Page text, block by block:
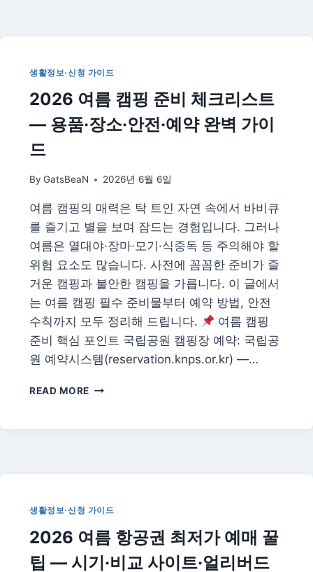
리
장
마
철
감
예
방
법
생활정보·신청 가이드
2026 여름 캠핑 준비 체크리스트
— 용품·장소·안전·예약 완벽 가이
드
By GatsBeaN 2026년 6월 6일
여름 캠핑의 매력은 탁 트인 자연 속에서 바비큐
를 즐기고 별을 보며 잠드는 경험입니다. 그러나
여름은 열대야·장마·모기·식중독 등 주의해야 할
위험 요소도 많습니다. 사전에 꼼꼼한 준비가 즐
거운 캠핑과 불안한 캠핑을 가릅니다. 이 글에서
는 여름 캠핑 필수 준비물부터 예약 방법, 안전
수칙까지 모두 정리해 드립니다.
여름 캠핑
준비 핵심 포인트 국립공원 캠핑장 예약: 국립공
원 예약시스템(reservation.knps.or.kr) —…
READ MORE 2026
캠
크
스
트
—
생활정보·신청 가이드
2026 여름 항공권 최저가 예매 꿀
팁 — 시기·비교 사이트·얼리버드